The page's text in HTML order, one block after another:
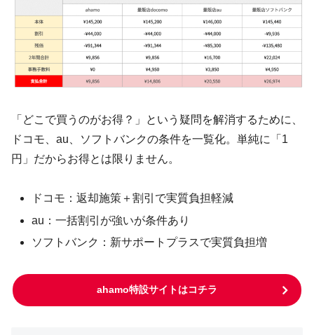
「どこで買うのがお得？」という疑問を解消するために、
ドコモ、au、ソフトバンクの条件を一覧化。単純に「1
円」だからお得とは限りません。
ドコモ：返却施策＋割引で実質負担軽減
au：一括割引が強いが条件あり
ソフトバンク：新サポートプラスで実質負担増
ahamo特設サイトはコチラ